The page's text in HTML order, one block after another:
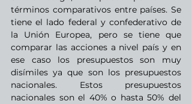
términos comparativos entre países. Se
tiene el lado federal y confederativo de
la Unión Europea, pero se tiene que
comparar las acciones a nivel país y en
ese caso los presupuestos son muy
disímiles ya que son los presupuestos
nacionales. Estos presupuestos
nacionales son el 40% o hasta 50% del